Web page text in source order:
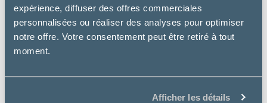
expérience, diffuser des offres commerciales
personnalisées ou réaliser des analyses pour optimiser
notre offre. Votre consentement peut être retiré à tout
moment.
Afficher les détails